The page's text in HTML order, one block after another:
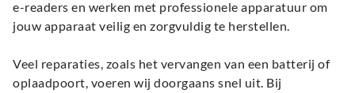
e-readers en werken met professionele apparatuur om
jouw apparaat veilig en zorgvuldig te herstellen.
Veel reparaties, zoals het vervangen van een batterij of
oplaadpoort, voeren wij doorgaans snel uit. Bij